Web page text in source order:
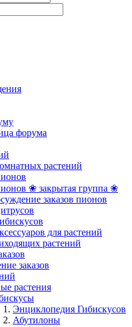
форума
растений
❀ закрытая группа ❀
заказов пионов
для растений
растений
заказов
растения
Энциклопедия Гибискусов
Абутилоны